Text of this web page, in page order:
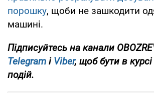
порошку, щоби не зашкодити
машині.
Підписуйтесь на канали
Telegram і Viber, щоб бути в курсі
подій.